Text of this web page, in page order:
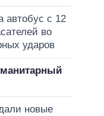
автобус с 12
во
ударов
новые